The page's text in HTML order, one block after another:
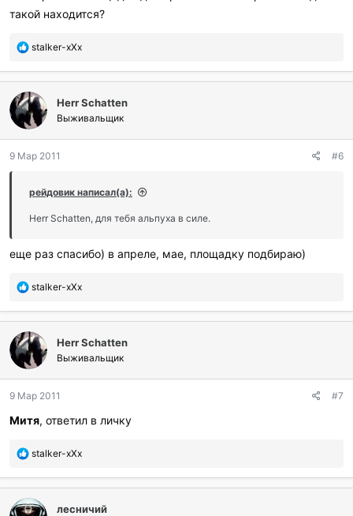
такой находится?
П
б
а
г
о
а
и
л
и
stalker-xXx
Herr Schatten
Выживальщик
9 Мар 2011 #6
рейдовик написал(а):
Herr Schatten, для тебя альпуха в силе.
еще раз спасибо) в апреле, мае, площадку подбираю)
П
б
а
г
о
а
и
и
stalker-xXx
Herr Schatten
Выживальщик
9 Мар 2011 #7
Митя, ответил в личку
П
б
а
stalker-xXx
лесничий